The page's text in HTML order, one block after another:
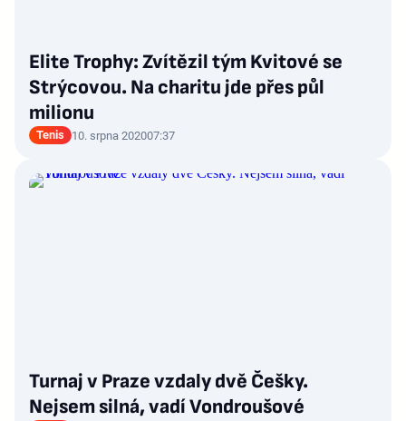
Elite Trophy: Zvítězil tým Kvitové se
Strýcovou. Na charitu jde přes půl
milionu
Tenis 10. srpna 202007:37
Turnaj v Praze vzdaly dvě Češky.
Nejsem silná, vadí Vondroušové